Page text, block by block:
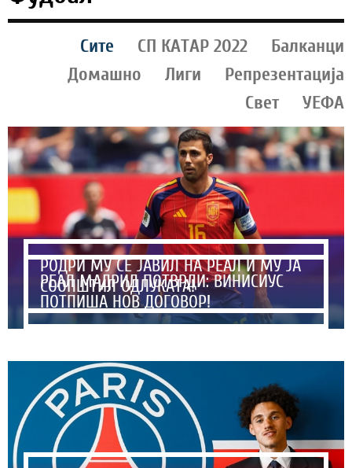
Сите СП КАТАР 2022
Балканци
Домашно
Лиги
Репрезентација
Свет
УЕФА
РОДРИ МУ СЕ ЈАВИЛ НА РЕАЛ И МУ ЈА
СООПШТИЛ ОДЛУКАТА!
РЕАЛ МАДРИД ПОТВРДИ: ВИНИСИУС
ПОТПИША НОВ ДОГОВОР!